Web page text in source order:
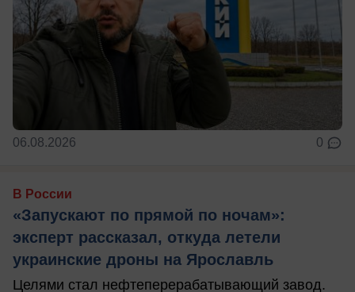
06.08.2026 0
В России
«Запускают по прямой по ночам»:
эксперт рассказал, откуда летели
украинские дроны на Ярославль
Целями стал нефтеперерабатывающий завод.